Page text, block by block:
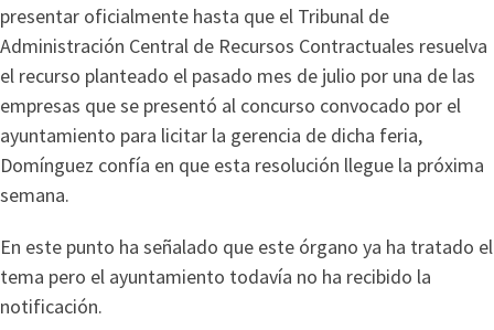
presentar oficialmente hasta que el Tribunal de
Administración Central de Recursos Contractuales resuelva
el recurso planteado el pasado mes de julio por una de las
empresas que se presentó al concurso convocado por el
ayuntamiento para licitar la gerencia de dicha feria,
Domínguez confía en que esta resolución llegue la próxima
semana.
En este punto ha señalado que este órgano ya ha tratado el
tema pero el ayuntamiento todavía no ha recibido la
notificación.